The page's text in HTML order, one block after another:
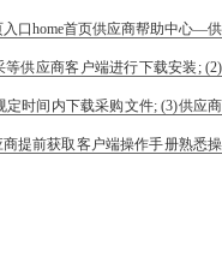
口home首页供应商帮助中心—供
供应商客户端进行下载安装; (2)
时间内下载采购文件; (3)供应商
商提前获取客户端操作手册熟悉操